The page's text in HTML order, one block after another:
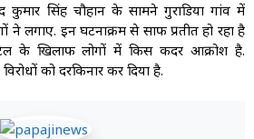
कुमार सिंह चौहान के सामने गुराडिया गांव में
लगाए. इन घटनाक्रम से साफ प्रतीत हो रहा है
के खिलाफ लोगों में किस कदर आक्रोश है.
को दरकिनार कर दिया है.